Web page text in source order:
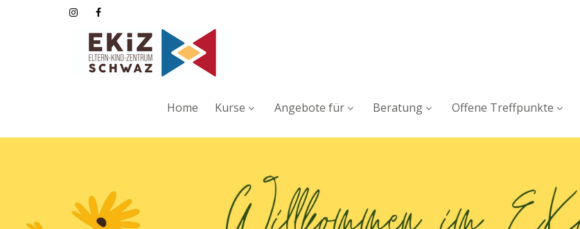
Home Kurse Angebote für Beratung Offene Treffpunkte